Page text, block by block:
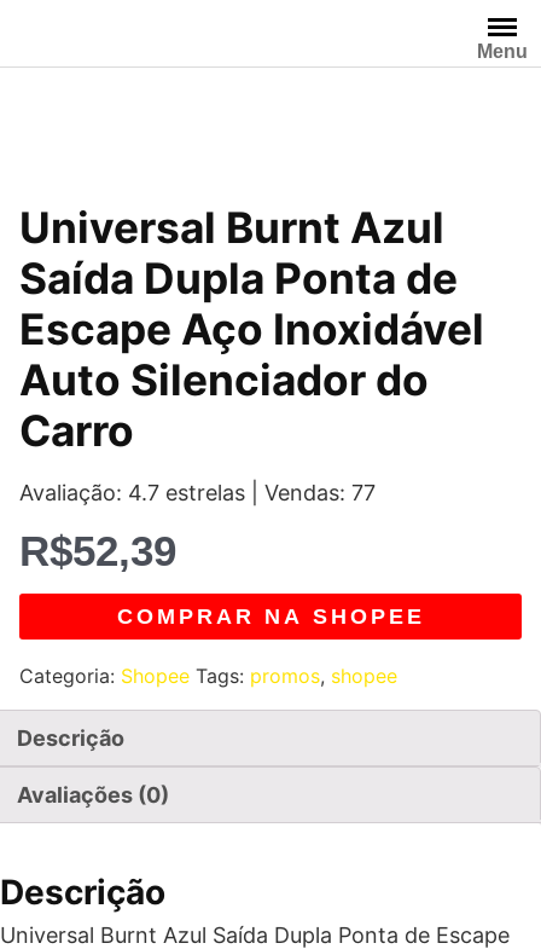
o
Menu
Universal Burnt Azul
Saída Dupla Ponta de
Escape Aço Inoxidável
Auto Silenciador do
Carro
Avaliação: 4.7 estrelas | Vendas: 77
R$52,39
COMPRAR NA SHOPEE
Categoria: Shopee Tags: promos, shopee
Descrição
Avaliações (0)
Descrição
Universal Burnt Azul Saída Dupla Ponta de Escape